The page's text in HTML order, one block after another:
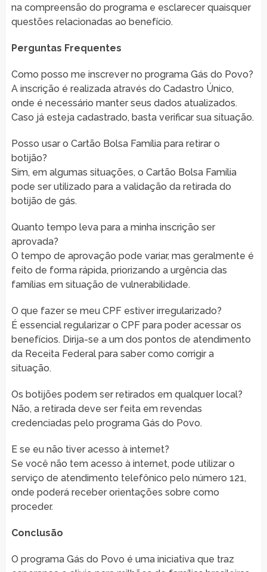
na compreensão do programa e esclarecer quaisquer
questões relacionadas ao benefício.
Perguntas Frequentes
Como posso me inscrever no programa Gás do Povo?
A inscrição é realizada através do Cadastro Único,
onde é necessário manter seus dados atualizados.
Caso já esteja cadastrado, basta verificar sua situação.
Posso usar o Cartão Bolsa Família para retirar o
botijão?
Sim, em algumas situações, o Cartão Bolsa Família
pode ser utilizado para a validação da retirada do
botijão de gás.
Quanto tempo leva para a minha inscrição ser
aprovada?
O tempo de aprovação pode variar, mas geralmente é
feito de forma rápida, priorizando a urgência das
famílias em situação de vulnerabilidade.
O que fazer se meu CPF estiver irregularizado?
É essencial regularizar o CPF para poder acessar os
benefícios. Dirija-se a um dos pontos de atendimento
da Receita Federal para saber como corrigir a
situação.
Os botijões podem ser retirados em qualquer local?
Não, a retirada deve ser feita em revendas
credenciadas pelo programa Gás do Povo.
E se eu não tiver acesso à internet?
Se você não tem acesso à internet, pode utilizar o
serviço de atendimento telefônico pelo número 121,
onde poderá receber orientações sobre como
proceder.
Conclusão
O programa Gás do Povo é uma iniciativa que traz